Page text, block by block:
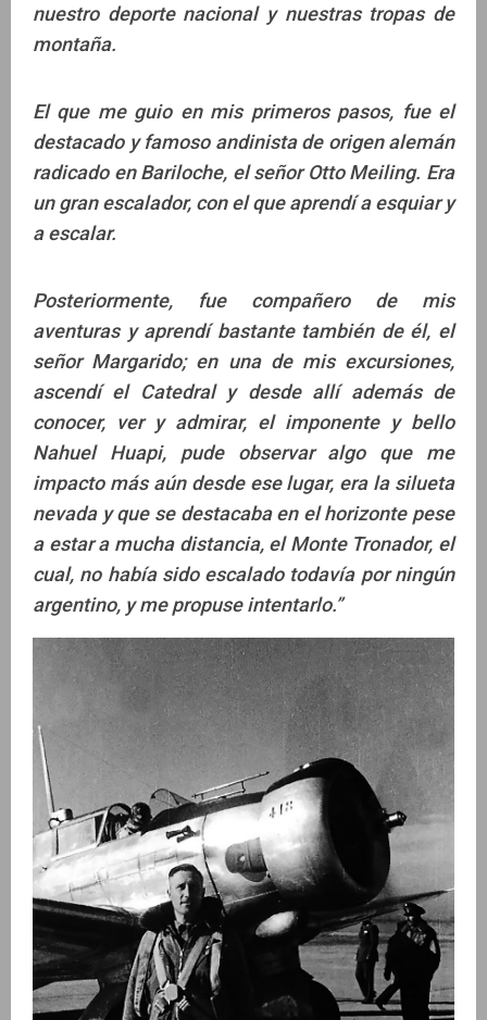
nuestro deporte nacional y nuestras tropas de
montaña.
El que me guio en mis primeros pasos, fue el
destacado y famoso andinista de origen alemán
radicado en Bariloche, el señor Otto Meiling. Era
un gran escalador, con el que aprendí a esquiar y
a escalar.
Posteriormente, fue compañero de mis
aventuras y aprendí bastante también de él, el
señor Margarido; en una de mis excursiones,
ascendí el Catedral y desde allí además de
conocer, ver y admirar, el imponente y bello
Nahuel Huapi, pude observar algo que me
impacto más aún desde ese lugar, era la silueta
nevada y que se destacaba en el horizonte pese
a estar a mucha distancia, el Monte Tronador, el
cual, no había sido escalado todavía por ningún
argentino, y me propuse intentarlo.”